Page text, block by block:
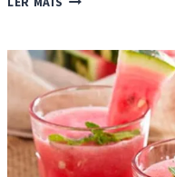
CHOCOLATE